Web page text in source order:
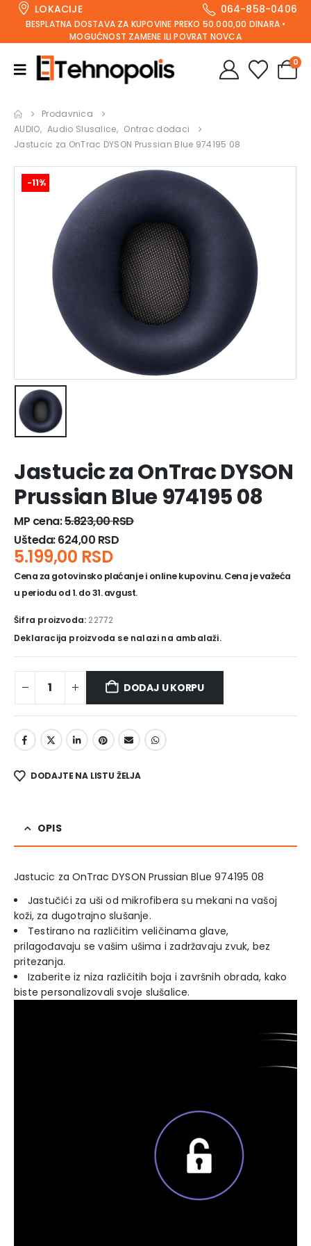
LOKACIJE 064-858-0406
BESPLATNA DOSTAVA ZA KUPOVINE PREKO 50.000,00 DINARA •
MOGUĆNOST ZAMENE ILI POVRAT NOVCA
0
Prodavnica
AUDIO, Audio Slusalice, Ontrac dodaci
Jastucic za OnTrac DYSON Prussian Blue 974195 08
-11%
Jastucic za OnTrac DYSON
Prussian Blue 974195 08
MP cena:5.823,00RSD
Ušteda:624,00 RSD
5.199,00 RSD
Cena za gotovinsko plaćanje i online kupovinu. Cena je važeća
u periodu od 1. do 31. avgust.
Šifra proizvoda: 22772
Deklaracija proizvoda se nalazi na ambalaži.
DODAJ U KORPU
DODAJTE NA LISTU ŽELJA
OPIS
Jastucic za OnTrac DYSON Prussian Blue 974195 08
Jastučići za uši od mikrofibera su mekani na vašoj
koži, za dugotrajno slušanje.
Testirano na različitim veličinama glave,
prilagođavaju se vašim ušima i zadržavaju zvuk, bez
pritezanja.
Izaberite iz niza različitih boja i završnih obrada, kako
biste personalizovali svoje slušalice.